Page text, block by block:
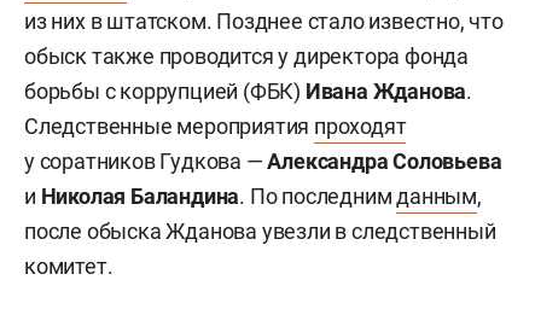
из них в штатском. Позднее стало известно, что
обыск также проводится у директора фонда
борьбы с коррупцией (ФБК) Ивана Жданова.
Следственные мероприятия проходят
у соратников Гудкова —Александра Соловьева
и Николая Баландина. По последнимданным,
после обыска Жданова увезли в следственный
комитет.